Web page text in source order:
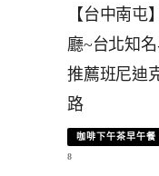
【台中南屯
廳~台北知
推薦班尼迪
路
咖啡下午茶早午餐
8